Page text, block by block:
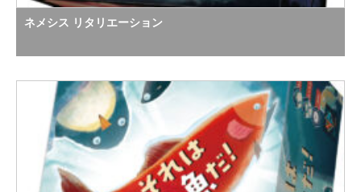
ネメシス リタリエーション